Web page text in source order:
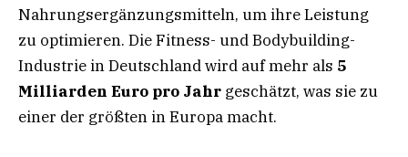
Nahrungsergänzungsmitteln, um ihre Leistung
zu optimieren. Die Fitness- und Bodybuilding-
Industrie in Deutschland wird auf mehr als 5
Milliarden Euro pro Jahr geschätzt, was sie zu
einer der größten in Europa macht.